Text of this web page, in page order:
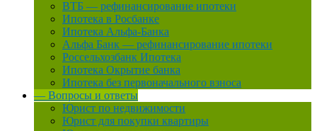
ВТБ — рефинансирование ипотеки
Ипотека в Росбанке
Ипотека Альфа-Банка
Альфа Банк — рефинансирование ипотеки
Россельхозбанк Ипотека
Ипотека Окрытие банка
Ипотека без первоначального взноса
— Вопросы и ответы
Юрист по недвижимости
Юрист для покупки квартиры